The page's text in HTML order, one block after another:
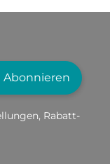
Abonnieren
Rabatt-